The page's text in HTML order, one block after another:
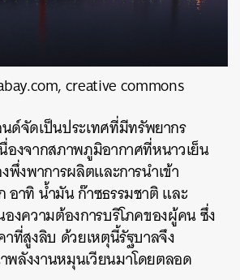
creative commons
ด์จัดเป็นประเทศที่มีทรัพยากร
องจากสภาพภูมิอากาศที่หนาวเย็น
พึ่งพาการผลิตและการนำเข้า
อาทิ น้ำมัน ก๊าซธรรมชาติ และ
งความต้องการบริโภคของผู้คน ซึ่ง
ที่สูงลิบ ด้วยเหตุนี้รัฐบาลจึง
ลังงานหมุนเวียนมาโดยตลอด